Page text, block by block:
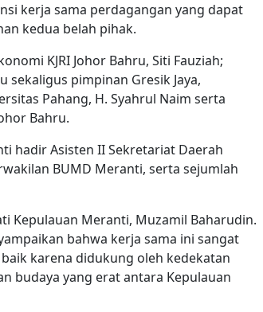
kerja sama perdagangan yang dapat
kedua belah pihak.
KJRI Johor Bahru, Siti Fauziah;
sekaligus pimpinan Gresik Jaya,
Pahang, H. Syahrul Naim serta
Bahru.
hadir Asisten II Sekretariat Daerah
BUMD Meranti, serta sejumlah
Kepulauan Meranti, Muzamil Baharudin.
bahwa kerja sama ini sangat
karena didukung oleh kedekatan
budaya yang erat antara Kepulauan